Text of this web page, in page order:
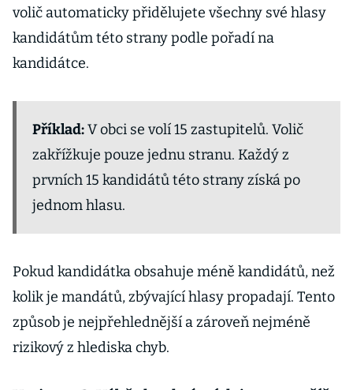
volič automaticky přidělujete všechny své hlasy
kandidátům této strany podle pořadí na
kandidátce.
Příklad:V obci se volí 15 zastupitelů. Volič
zakřížkuje pouze jednu stranu. Každý z
prvních 15 kandidátů této strany získá po
jednom hlasu.
Pokud kandidátka obsahuje méně kandidátů, než
kolik je mandátů, zbývající hlasy propadají. Tento
způsob je nejpřehlednější a zároveň nejméně
rizikový z hlediska chyb.